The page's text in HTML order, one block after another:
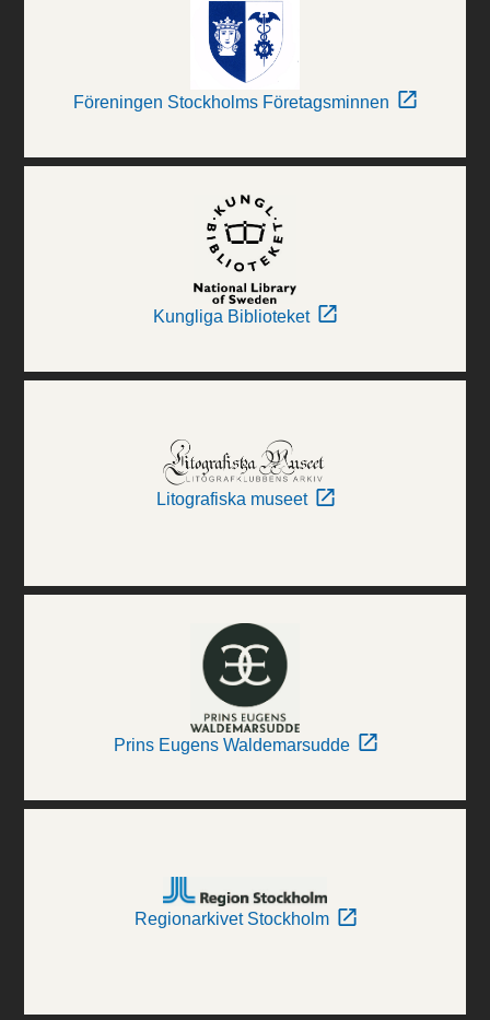
Föreningen Stockholms Företagsminnen
Kungliga Biblioteket
Litografiska museet
Prins Eugens Waldemarsudde
Regionarkivet Stockholm